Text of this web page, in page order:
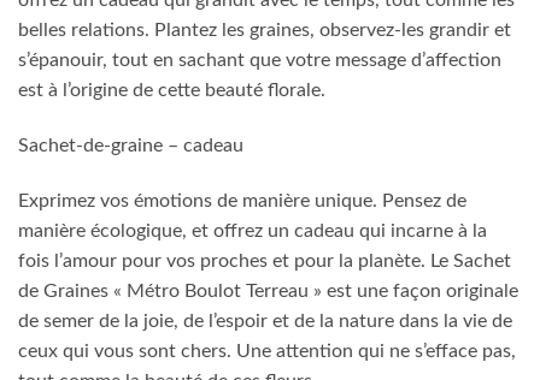
belles relations. Plantez les graines, observez-les grandir et
s’épanouir, tout en sachant que votre message d’affection
est à l’origine de cette beauté florale.
Sachet-de-graine – cadeau
Exprimez vos émotions de manière unique. Pensez de
manière écologique, et offrez un cadeau qui incarne à la
fois l’amour pour vos proches et pour la planète. Le Sachet
de Graines « Métro Boulot Terreau » est une façon originale
de semer de la joie, de l’espoir et de la nature dans la vie de
ceux qui vous sont chers. Une attention qui ne s’efface pas,